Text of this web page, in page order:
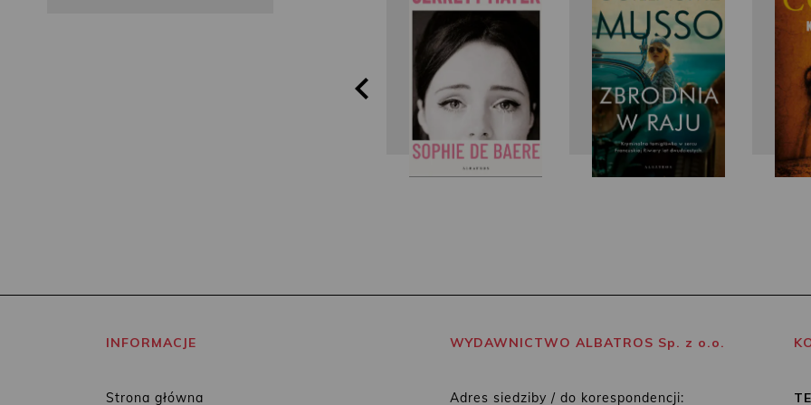
Baere
Musso
INFORMACJE
Strona główna
WYDAWNICTWO ALBATROS Sp. z o.o.
Adres siedziby / do korespondencji: